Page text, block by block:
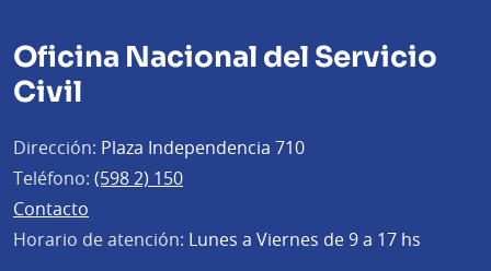
Oficina Nacional del Servicio
Civil
Dirección: Plaza Independencia 710
Teléfono: (598 2) 150
Contacto
Horario de atención: Lunes a Viernes de 9 a 17 hs